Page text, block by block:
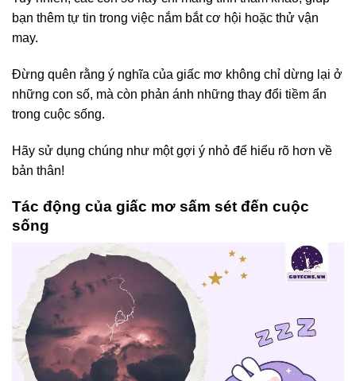
bạn thêm tự tin trong việc nắm bắt cơ hội hoặc thử vận
may.
Đừng quên rằng ý nghĩa của giấc mơ không chỉ dừng lại ở
những con số, mà còn phản ánh những thay đổi tiềm ẩn
trong cuộc sống.
Hãy sử dụng chúng như một gợi ý nhỏ để hiểu rõ hơn về
bản thân!
Tác động của giấc mơ sấm sét đến cuộc
sống